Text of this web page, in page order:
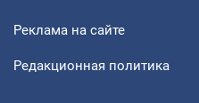
Реклама на сайте
Редакционная политика